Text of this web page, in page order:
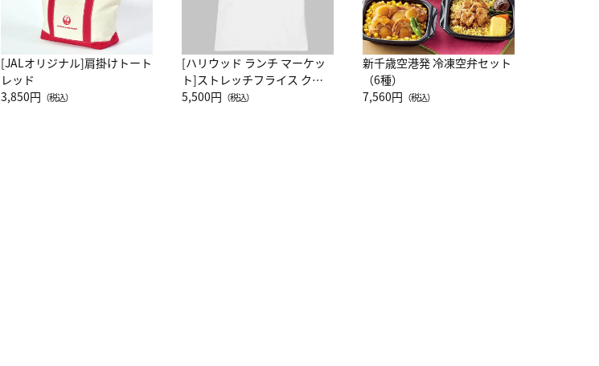
[JALオリジナル]肩掛けトート
レッド
3,850円 （税込）
[ハリウッド ランチ マーケッ
ト]ストレッチフライス クル
ーネック別注半袖Ｔシャツ
5,500円 （税込）
新千歳空港発 冷凍空弁セット
（6種）
7,560円 （税込）